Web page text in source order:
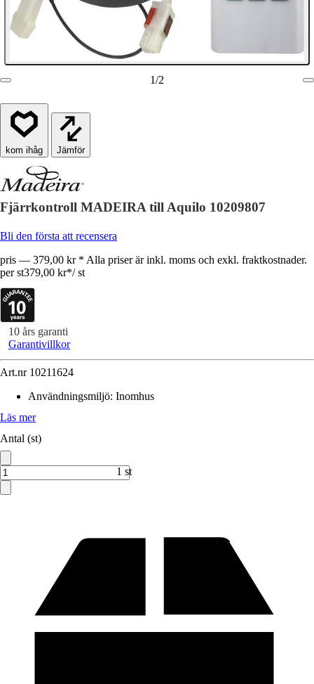
1/2
Jämför
Fjärrkontroll MADEIRA till Aquilo 10209807
Bli den första att recensera
pris — 379,00 kr * Alla priser är inkl. moms och exkl. fraktkostnader.
per st379,00 kr*/ st
10 års garanti
Garantivillkor
Art.nr 10211624
Användningsmiljö: Inomhus
Läs mer
Antal (st)
1 st